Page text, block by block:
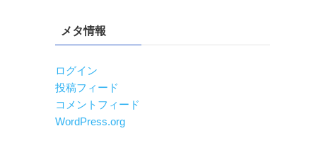
メタ情報
ログイン
投稿フィード
コメントフィード
WordPress.org